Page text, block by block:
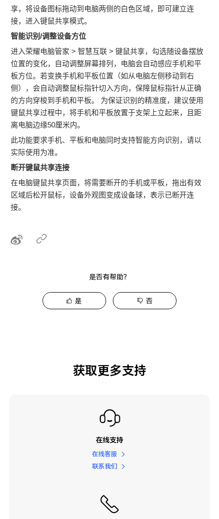
享，将设备图标拖动到电脑两侧的白色区域，即可建立连
接，进入键鼠共享模式。
智能识别/调整设备方位
进入荣耀电脑管家 > 智慧互联 > 键鼠共享，勾选随设备摆放
位置的变化，自动调整屏幕排列，电脑会自动感应手机和平
板方位。若变换手机和平板位置（如从电脑左侧移动到右
侧），会自动调整鼠标指针切入方向，保障鼠标指针从正确
的方向穿梭到手机和平板。 为保证识别的精准度，建议使用
键鼠共享过程中，将手机和平板放置于支架上立起来，且距
离电脑边缘50厘米内。
此功能要求手机、平板和电脑同时支持智能方向识别，请以
实际使用为准。
断开键鼠共享连接
在电脑键鼠共享页面，将需要断开的手机或平板，拖出有效
区域后松开鼠标，设备外观图变成设备球，表示已断开连
接。
是否有帮助？
是 否
获取更多支持
在线支持
在线客服
联系我们